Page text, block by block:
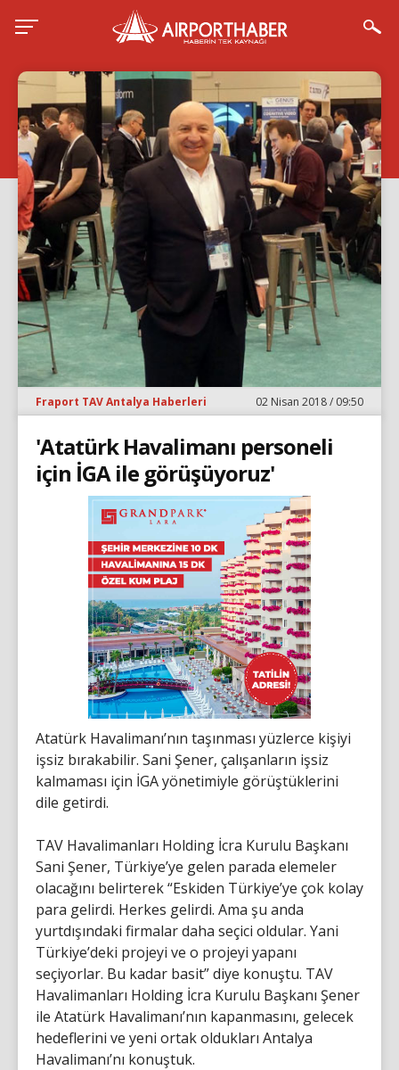
Fraport TAV Antalya Haberleri 02 Nisan 2018 / 09:50
'Atatürk Havalimanı personeli
için İGA ile görüşüyoruz'
Atatürk Havalimanı’nın taşınması yüzlerce kişiyi
işsiz bırakabilir. Sani Şener, çalışanların işsiz
kalmaması için İGA yönetimiyle görüştüklerini
dile getirdi.
TAV Havalimanları Holding İcra Kurulu Başkanı
Sani Şener, Türkiye’ye gelen parada elemeler
olacağını belirterek “Eskiden Türkiye’ye çok kolay
para gelirdi. Herkes gelirdi. Ama şu anda
yurtdışındaki firmalar daha seçici oldular. Yani
Türkiye’deki projeyi ve o projeyi yapanı
seçiyorlar. Bu kadar basit” diye konuştu. TAV
Havalimanları Holding İcra Kurulu Başkanı Şener
ile Atatürk Havalimanı’nın kapanmasını, gelecek
hedeflerini ve yeni ortak oldukları Antalya
Havalimanı’nı konuştuk.